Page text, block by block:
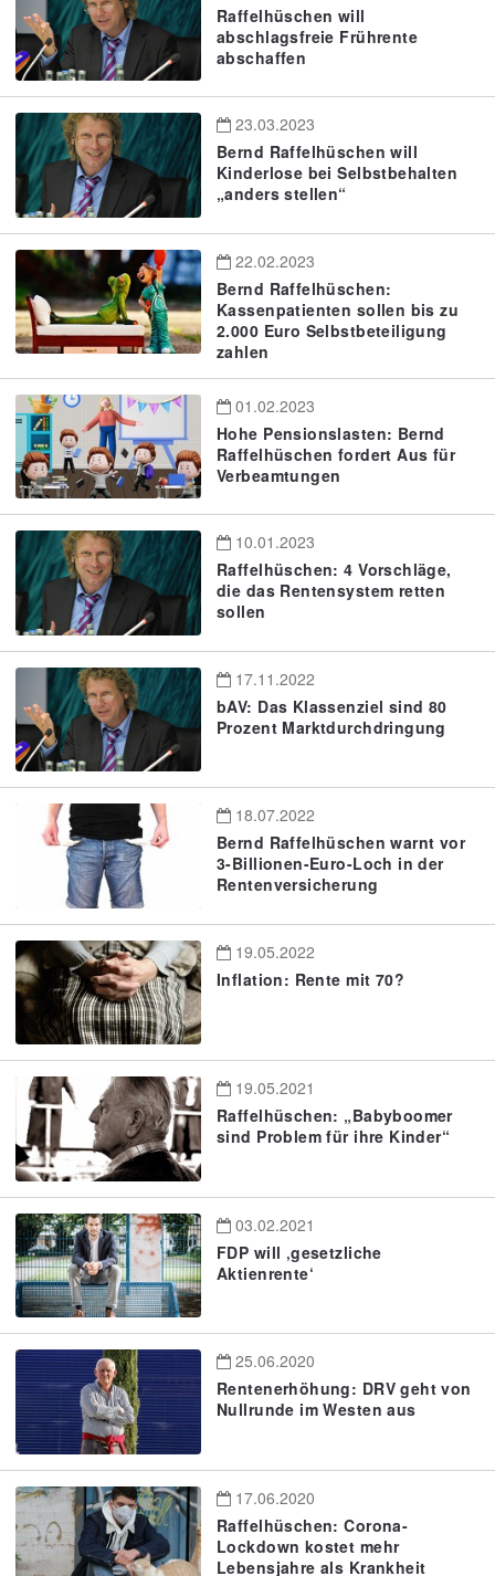
Raffelhüschen will
abschlagsfreie Frührente
abschaffen
23.03.2023
Bernd Raffelhüschen will
Kinderlose bei Selbstbehalten
„anders stellen“
22.02.2023
Bernd Raffelhüschen:
Kassenpatienten sollen bis zu
2.000 Euro Selbstbeteiligung
zahlen
01.02.2023
Hohe Pensionslasten: Bernd
Raffelhüschen fordert Aus für
Verbeamtungen
10.01.2023
Raffelhüschen: 4 Vorschläge,
die das Rentensystem retten
sollen
17.11.2022
bAV: Das Klassenziel sind 80
Prozent Marktdurchdringung
18.07.2022
Bernd Raffelhüschen warnt vor
3-Billionen-Euro-Loch in der
Rentenversicherung
19.05.2022
Inflation: Rente mit 70?
19.05.2021
Raffelhüschen: „Babyboomer
sind Problem für ihre Kinder“
03.02.2021
FDP will ‚gesetzliche
Aktienrente‘
25.06.2020
Rentenerhöhung: DRV geht von
Nullrunde im Westen aus
17.06.2020
Raffelhüschen: Corona-
Lockdown kostet mehr
Lebensjahre als Krankheit